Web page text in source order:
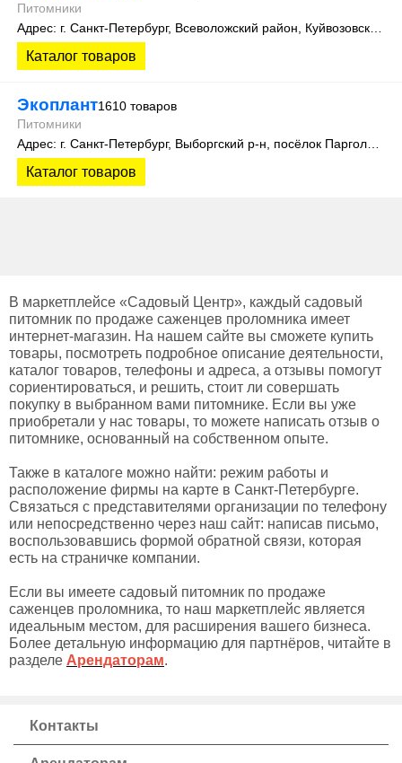
Питомники
Каталог товаров
Экоплант1610 товаров
Питомники
Каталог товаров
В маркетплейсе «Садовый Центр», каждый садовый
питомник по продаже саженцев проломника имеет
интернет-магазин. На нашем сайте вы сможете купить
товары, посмотреть подробное описание деятельности,
каталог товаров, телефоны и адреса, а отзывы помогут
сориентироваться, и решить, стоит ли совершать
покупку в выбранном вами питомнике. Если вы уже
приобретали у нас товары, то можете написать отзыв о
питомнике, основанный на собственном опыте.
Также в каталоге можно найти: режим работы и
расположение фирмы на карте в Санкт-Петербурге.
Связаться с представителями организации по телефону
или непосредственно через наш сайт: написав письмо,
воспользовавшись формой обратной связи, которая
есть на страничке компании.
Если вы имеете садовый питомник по продаже
саженцев проломника, то наш маркетплейс является
идеальным местом, для расширения вашего бизнеса.
Более детальную информацию для партнёров, читайте в
разделе Арендаторам.
Контакты